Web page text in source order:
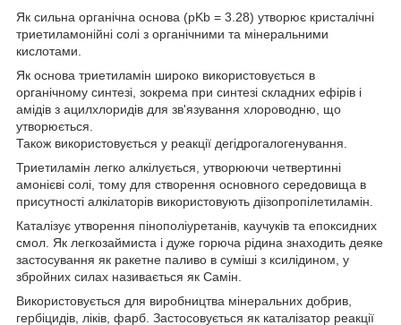
Як сильна органічна основа (pKb = 3.28) утворює кристалічні
триетиламонійні солі з органічними та мінеральними
кислотами.
Як основа триетиламін широко використовується в
органічному синтезі, зокрема при синтезі складних ефірів і
амідів з ацилхлоридів для зв'язування хлороводню, що
утворюється.
Також використовується у реакції дегідрогалогенування.
Триетиламін легко алкілується, утворюючи четвертинні
амонієві солі, тому для створення основного середовища в
присутності алкілаторів використовують діізопропілетиламін.
Каталізує утворення пінополіуретанів, каучуків та епоксидних
смол. Як легкозаймиста і дуже горюча рідина знаходить деяке
застосування як ракетне паливо в суміші з ксилідином, у
збройних силах називається як Самін.
Використовується для виробництва мінеральних добрив,
гербіцидів, ліків, фарб. Застосовується як каталізатор реакції